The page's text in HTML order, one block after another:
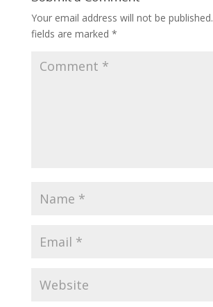
Your email address will not be published.
fields are marked *